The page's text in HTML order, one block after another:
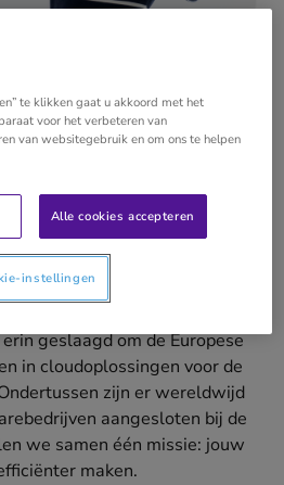
| yuki
maakt Yuki deel uit van de
zijn we trots op. We worden
geslaagd om de Europese
in cloudoplossingen voor de
zijn er wereldwijd
aangesloten bij de
we samen één missie: jouw
maken.
te klikken gaat u akkoord met het
voor het verbeteren van
van websitegebruik en om ons te helpen
Alle cookies accepteren
instellingen